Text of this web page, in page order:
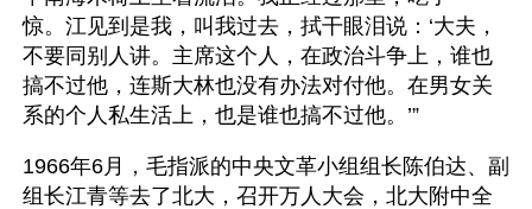
惊。江见到是我，叫我过去，拭干眼泪说：‘大夫，
不要同别人讲。主席这个人，在政治斗争上，谁也
搞不过他，连斯大林也没有办法对付他。在男女关
系的个人私生活上，也是谁也搞不过他。’”
1966年6月，毛指派的中央文革小组组长陈伯达、副
组长江青等去了北大，召开万人大会，北大附中全